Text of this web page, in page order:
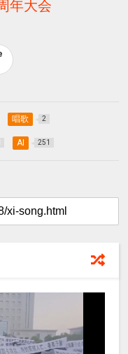
年大会
唱歌 2
AI 251